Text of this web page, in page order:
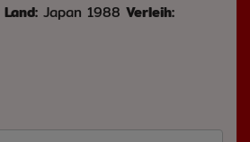
Land: Japan 1988 Verleih: